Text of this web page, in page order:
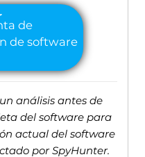
análisis antes de
del software para
actual del software
por SpyHunter.